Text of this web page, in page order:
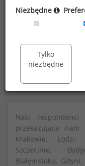
Szczegółowe
stanowiskach
Nasi
przekazujące
Krakowie, Łodzi,
Szczecinie,
Białymstoku,
Niezbędne
Tylko
niezbędne